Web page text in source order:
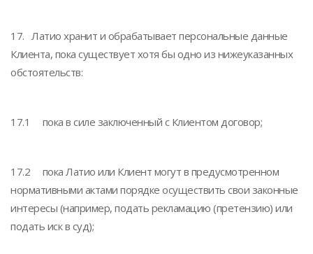
17. Латио хранит и обрабатывает персональные данные
Клиента, пока существует хотя бы одно из нижеуказанных
обстоятельств:
17.1 пока в силе заключенный с Клиентом договор;
17.2 пока Латио или Клиент могут в предусмотренном
нормативными актами порядке осуществить свои законные
интересы (например, подать рекламацию (претензию) или
подать иск в суд);